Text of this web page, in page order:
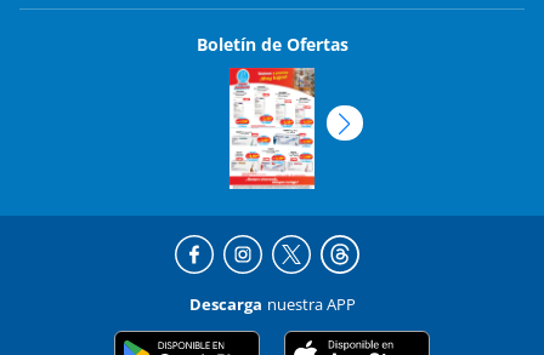
Boletín de Ofertas
Descarga nuestra APP